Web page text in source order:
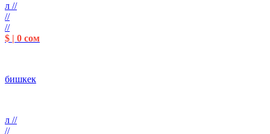
л //
//
//
$ | 0 сом
бишкек
л //
//